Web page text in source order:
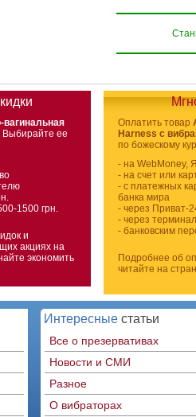
Выбирайте ее
1500 грн.
и
акциях на
экономить
Оплатить товар
Harness с
по божескому
- на WebMoney,
- на счет или
- с платежных
банка мира
- через Приват-
- через
- банковским
Подробнее об
читайте на
Интересные статьи
Все о презервативах
Новости и СМИ
Разное
О вибраторах